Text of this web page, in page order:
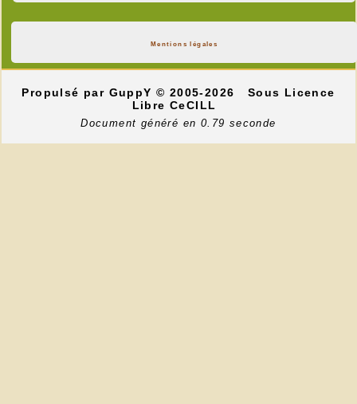
Mentions légales
Propulsé par GuppY© 2005-2026
Sous Licence
Libre CeCILL
Document généré en 0.79 seconde